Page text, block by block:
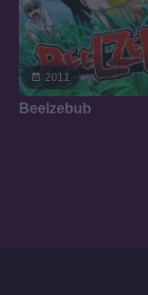
2011
Beelzebub